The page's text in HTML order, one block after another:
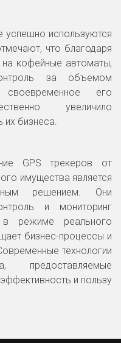
успешно используются
что благодаря
на кофейные автоматы,
за объемом
его
увеличило
их бизнеса.
GPS трекеров от
имущества является
решением. Они
и мониторинг
в режиме реального
бизнес-процессы и
технологии
предоставляемые
и пользу